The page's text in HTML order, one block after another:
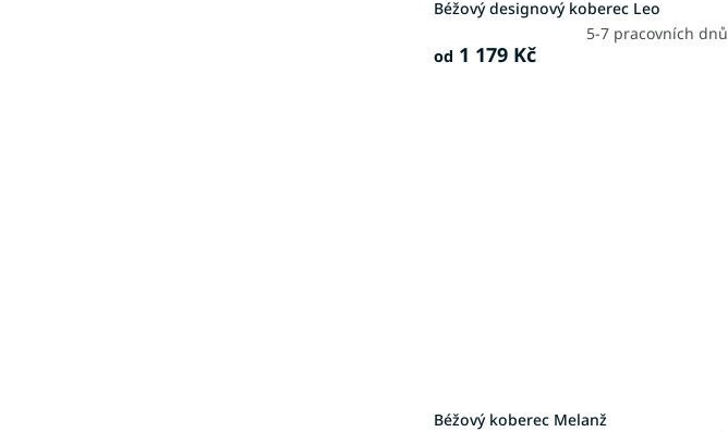
Béžový designový koberec Leo
5-7 pracovních dnů
od 1 179 Kč
Béžový koberec Melanž